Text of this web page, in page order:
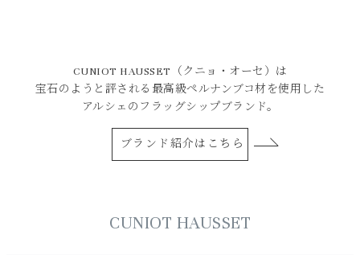
CUNIOT HAUSSET（クニョ・オーセ）は
宝石のようと評される最高級ペルナンブコ材を使用した
アルシェのフラッグシップブランド。
ブランド紹介はこちら
CUNIOT HAUSSET